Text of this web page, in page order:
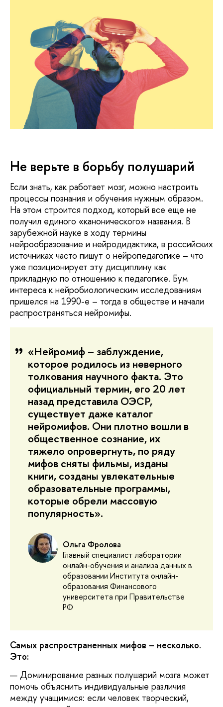
Не верьте в борьбу полушарий
Если знать, как работает мозг, можно настроить
процессы познания и обучения нужным образом.
На этом строится подход, который все еще не
получил единого «канонического» названия. В
зарубежной науке в ходу термины
нейрообразование и нейродидактика, в российских
источниках часто пишут о нейропедагогике – что
уже позиционирует эту дисциплину как
прикладную по отношению к педагогике. Бум
интереса к нейробиологическим исследованиям
пришелся на 1990-е – тогда в обществе и начали
распространяться нейромифы.
«Нейромиф – заблуждение,
которое родилось из неверного
толкования научного факта. Это
официальный термин, его 20 лет
назад представила ОЭСР,
существует даже каталог
нейромифов. Они плотно вошли в
общественное сознание, их
тяжело опровергнуть, по ряду
мифов сняты фильмы, изданы
книги, созданы увлекательные
образовательные программы,
которые обрели массовую
популярность».
Ольга Фролова
Главный специалист лаборатории
онлайн-обучения и анализа данных в
образовании Института онлайн-
образования Финансового
университета при Правительстве
РФ
Самых распространенных мифов – несколько.
Это:
— Доминирование разных полушарий мозга может
помочь объяснить индивидуальные различия
между учащимися: если человек творческий,